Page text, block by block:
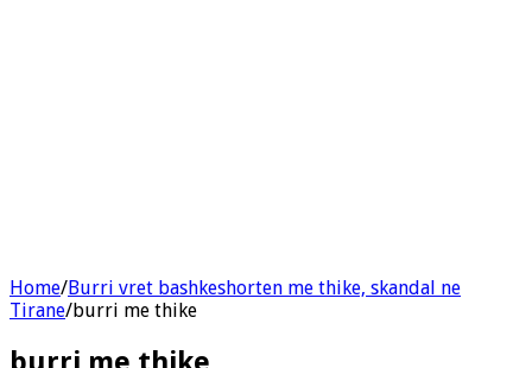
Home/Burri vret bashkeshorten me thike, skandal ne
Tirane/burri me thike